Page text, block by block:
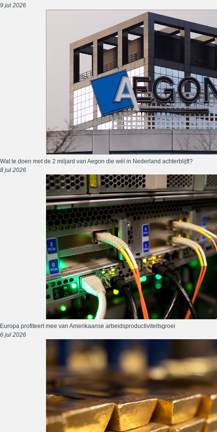
9 jul 2026
Wat te doen met de 2 miljard van Aegon die wél in Nederland achterblijft?
8 jul 2026
Europa profiteert mee van Amerikaanse arbeidsproductiviteitsgroei
6 jul 2026